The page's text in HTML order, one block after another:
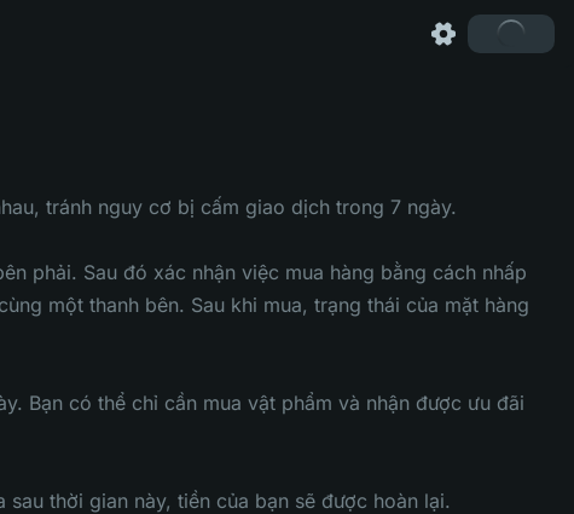
tránh nguy cơ bị cấm giao dịch trong 7 ngày.
phải. Sau đó xác nhận việc mua hàng bằng cách nhấp
một thanh bên. Sau khi mua, trạng thái của mặt hàng
Bạn có thể chỉ cần mua vật phẩm và nhận được ưu đãi
thời gian này, tiền của bạn sẽ được hoàn lại.